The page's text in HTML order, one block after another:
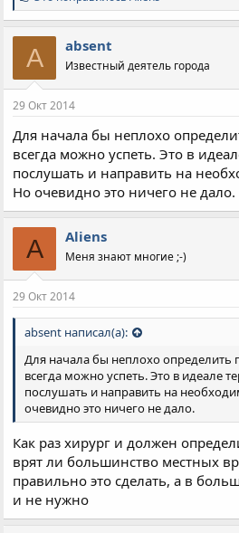
и
м
п
а
и
:
A absent
Известный деятель города
29 Окт 2014
Для начала бы неплохо
всегда можно успеть. Это в
послушать и направить на
Но очевидно это ничего не дало.
A Aliens
Меня знают многие ;-)
29 Окт 2014
absent написал(а):
Для начала бы неплохо определить
всегда можно успеть. Это в идеале
послушать и направить на
очевидно это ничего не дало.
Как раз хирург и должен
врят ли большинство местных
правильно это сделать, а в
и не нужно